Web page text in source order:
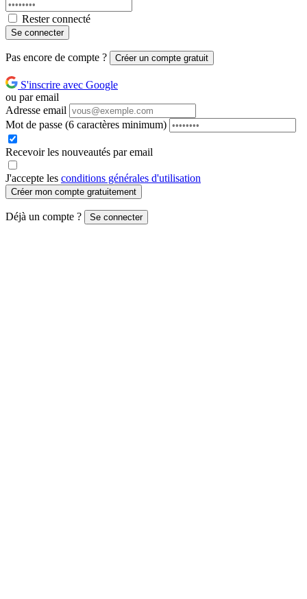
Rester connecté
Se connecter
Pas encore de compte ? Créer un compte gratuit
S'inscrire avec Google
ou par email
Adresse email
Mot de passe (6 caractères minimum)
Recevoir les nouveautés par email
J'accepte les conditions générales d'utilisation
Créer mon compte gratuitement
Déjà un compte ? Se connecter